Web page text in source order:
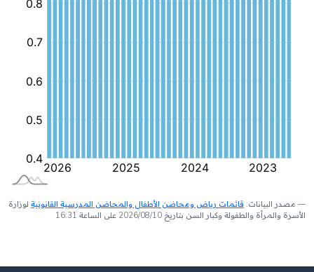
مصدر البيانات: قائمات رياض ومحاضن الأطفال والمحاضن المدرسية القانونية لوزارة
الأسرة والمرأة والطفولة وكبار السن بتاريخ 2026/08/10 على الساعة 16:31